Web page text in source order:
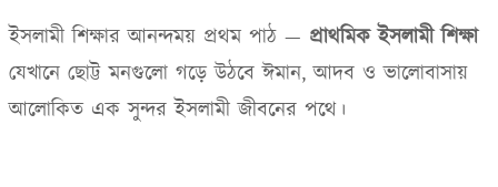
ইসলামী শিক্ষার আনন্দময় প্রথম পাঠ — প্রাথমিক ইসলামী শিক্ষা
যেখানে ছোট্ট মনগুলো গড়ে উঠবে ঈমান,আদব ও ভালোবাসায়
আলোকিত এক সুন্দর ইসলামী জীবনের পথে।